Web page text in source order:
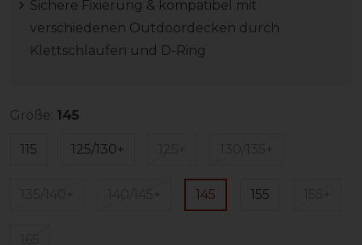
Sichere Fixierung & kompatibel mit
verschiedenen Outdoordecken durch
Klettschlaufen und D-Ring
Größe: 145
115 125/130+
145 155